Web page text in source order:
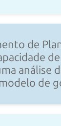
de
análise
de